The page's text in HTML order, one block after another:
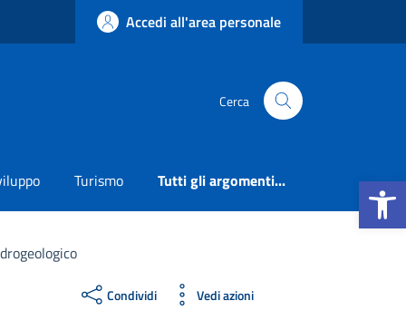
Apri la
Accedi all'area personale
Cerca
Turismo Tutti gli argomenti...
Condividi Vedi azioni